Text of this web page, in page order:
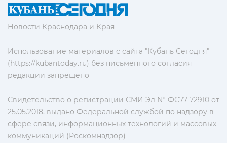
Новости Краснодара и Края
Использование материалов с сайта "Кубань Сегодня"
(https://kubantoday.ru) без письменного согласия
редакции запрещено
Свидетельство о регистрации СМИ Эл № ФС77-72910 от
25.05.2018, выдано Федеральной службой по надзору в
сфере связи, информационных технологий и массовых
коммуникаций (Роскомнадзор)